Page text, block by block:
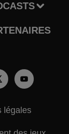
légales